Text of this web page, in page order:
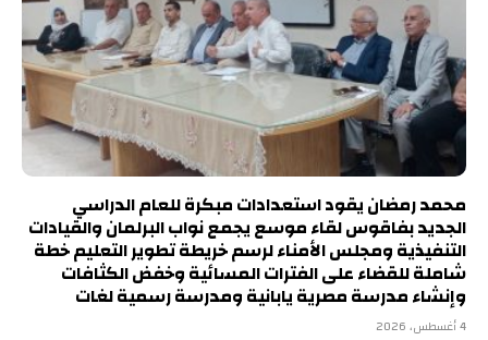
محمد رمضان يقود استعدادات مبكرة للعام الدراسي
الجديد بفاقوس لقاء موسع يجمع نواب البرلمان والقيادات
التنفيذية ومجلس الأمناء لرسم خريطة تطوير التعليم خطة
شاملة للقضاء على الفترات المسائية وخفض الكثافات
وإنشاء مدرسة مصرية يابانية ومدرسة رسمية لغات
4 أغسطس، 2026